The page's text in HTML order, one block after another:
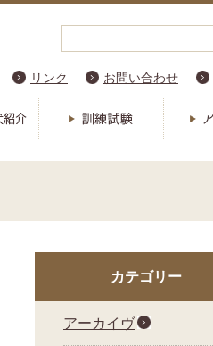
リンク お問い合わせ
カテゴリー
アーカイヴ